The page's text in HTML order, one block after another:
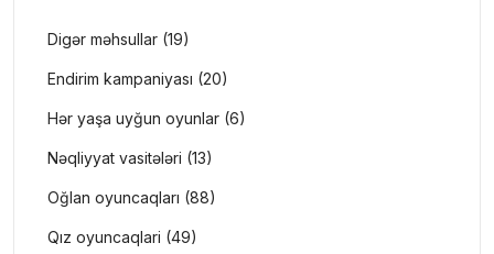
Digər məhsullar (19)
Endirim kampaniyası (20)
Hər yaşa uyğun oyunlar (6)
Nəqliyyat vasitələri (13)
Oğlan oyuncaqları (88)
Qız oyuncaqlari (49)